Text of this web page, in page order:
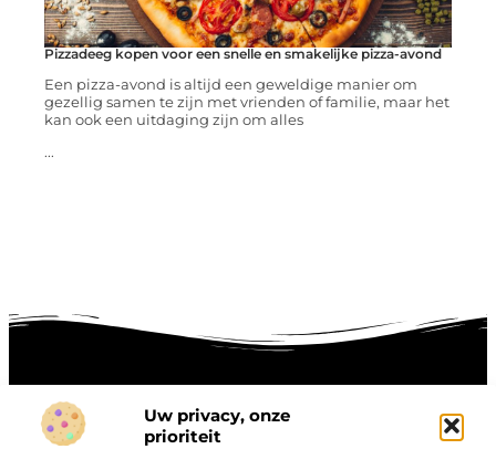
Uw privacy, onze
prioriteit
Pizzadeeg kopen voor een snelle en smakelijke pizza-avond
Een pizza-avond is altijd een geweldige manier om
gezellig samen te zijn met vrienden of familie, maar het
kan ook een uitdaging zijn om alles
...
Onze informatie